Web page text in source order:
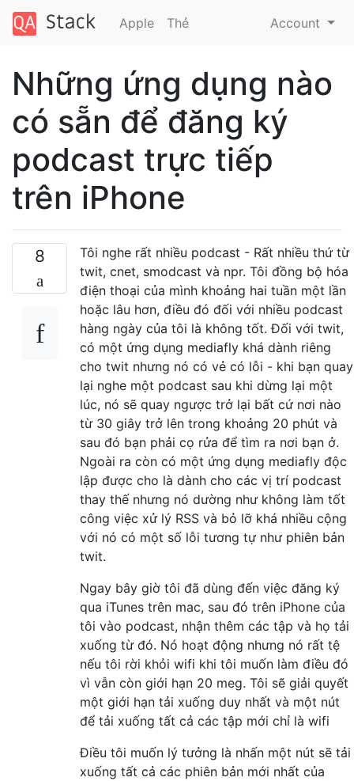
Apple Thẻ Account
Những ứng dụng nào
có sẵn để đăng ký
podcast trực tiếp
trên iPhone
8
Tôi nghe rất nhiều podcast - Rất nhiều thứ từ
twit, cnet, smodcast và npr. Tôi đồng bộ hóa
điện thoại của mình khoảng hai tuần một lần
hoặc lâu hơn, điều đó đối với nhiều podcast
hàng ngày của tôi là không tốt. Đối với twit,
có một ứng dụng mediafly khá dành riêng
cho twit nhưng nó có vẻ có lỗi - khi bạn quay
lại nghe một podcast sau khi dừng lại một
lúc, nó sẽ quay ngược trở lại bất cứ nơi nào
từ 30 giây trở lên trong khoảng 20 phút và
sau đó bạn phải cọ rửa để tìm ra nơi bạn ở.
Ngoài ra còn có một ứng dụng mediafly độc
lập được cho là dành cho các vị trí podcast
thay thế nhưng nó dường như không làm tốt
công việc xử lý RSS và bỏ lỡ khá nhiều cộng
với nó có một số lỗi tương tự như phiên bản
twit.
Ngay bây giờ tôi đã dùng đến việc đăng ký
qua iTunes trên mac, sau đó trên iPhone của
tôi vào podcast, nhận thêm các tập và họ tải
xuống từ đó. Nó hoạt động nhưng nó rất tệ
nếu tôi rời khỏi wifi khi tôi muốn làm điều đó
vì vẫn còn giới hạn 20 meg. Tôi sẽ giải quyết
một giới hạn tải xuống duy nhất và một nút
để tải xuống tất cả các tập mới chỉ là wifi
Điều tôi muốn lý tưởng là nhấn một nút sẽ tải
xuống tất cả các phiên bản mới nhất của